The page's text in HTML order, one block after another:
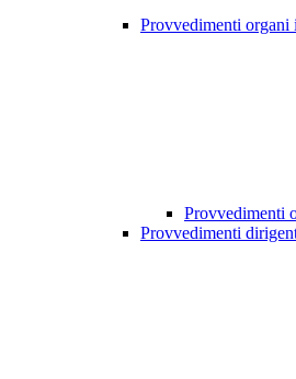
Provvedimenti
Provvedimenti
Provvedimenti